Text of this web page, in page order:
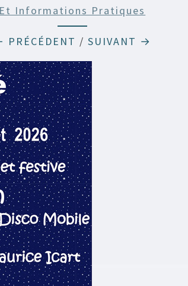
Et Informations Pratiques
PRÉCÉDENT / SUIVANT →